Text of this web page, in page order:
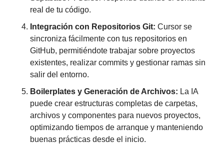
real de tu código.
Integración con Repositorios Git: Cursor se
sincroniza fácilmente con tus repositorios en
GitHub, permitiéndote trabajar sobre proyectos
existentes, realizar commits y gestionar ramas sin
salir del entorno.
Boilerplates y Generación de Archivos: La IA
puede crear estructuras completas de carpetas,
archivos y componentes para nuevos proyectos,
optimizando tiempos de arranque y manteniendo
buenas prácticas desde el inicio.